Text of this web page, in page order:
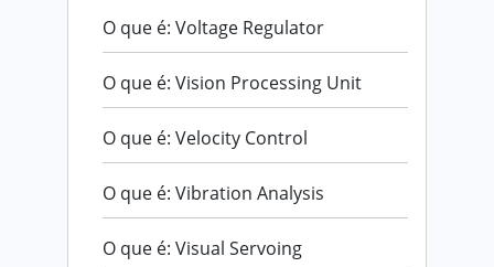
O que é: Voltage Regulator
O que é: Vision Processing Unit
O que é: Velocity Control
O que é: Vibration Analysis
O que é: Visual Servoing